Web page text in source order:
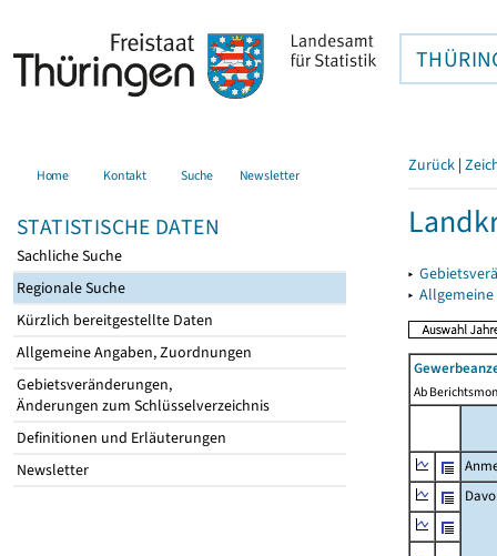
Home Kontakt Suche Newsletter
STATISTISCHE DATEN
Sachliche Suche
Regionale Suche
Kürzlich bereitgestellte Daten
Allgemeine Angaben, Zuordnungen
Gebietsveränderungen,
Änderungen zum Schlüsselverzeichnis
Definitionen und Erläuterungen
Newsletter
Zurück |
▸
▸
Ab